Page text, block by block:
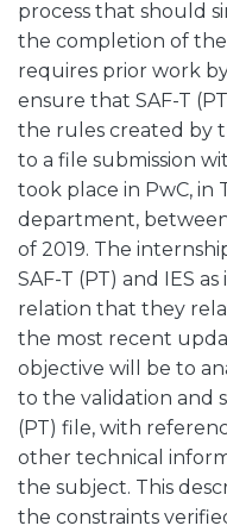
process that should
the completion of the
requires prior work
ensure that SAF-T
the rules created by
to a file submission
took place in PwC, in
department,
of 2019. The
SAF-T (PT) and IES
relation that they
the most recent
objective will be to
to the validation and
(PT) file, with
other technical
the subject. This
the constraints